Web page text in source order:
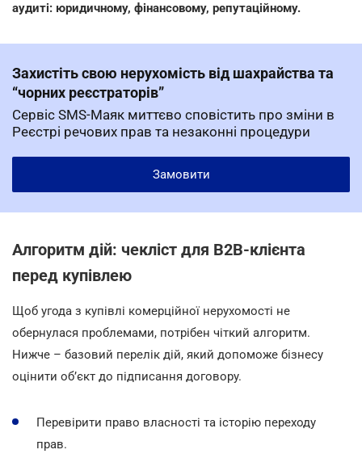
аудиті: юридичному, фінансовому, репутаційному.
Захистіть свою нерухомість від шахрайства та
“чорних реєстраторів”
Сервіс SMS-Маяк миттєво сповістить про зміни в
Реєстрі речових прав та незаконні процедури
Замовити
Алгоритм дій: чекліст для B2B-клієнта
перед купівлею
Щоб угода з купівлі комерційної нерухомості не
обернулася проблемами, потрібен чіткий алгоритм.
Нижче – базовий перелік дій, який допоможе бізнесу
оцінити об’єкт до підписання договору.
Перевірити право власності та історію переходу
прав.